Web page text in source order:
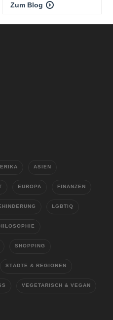
Zum Blog
ASIEN
EUROPA FINANZEN
LGBTIQ
SHOPPING
STÄDTE & REGIONEN
VEGETARISCH & VEGAN